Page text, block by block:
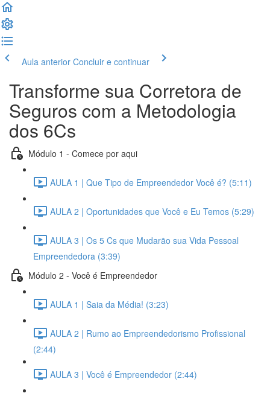
Aula anterior Concluir e continuar
Transforme sua Corretora de
Seguros com a Metodologia
dos 6Cs
Módulo 1 - Comece por aqui
AULA 1 | Que Tipo de Empreendedor Você é? (5:11)
AULA 2 | Oportunidades que Você e Eu Temos (5:29)
AULA 3 | Os 5 Cs que Mudarão sua Vida Pessoal
Empreendedora (3:39)
Módulo 2 - Você é Empreendedor
AULA 1 | Saia da Média! (3:23)
AULA 2 | Rumo ao Empreendedorismo Profissional
(2:44)
AULA 3 | Você é Empreendedor (2:44)